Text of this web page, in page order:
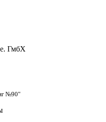
ГмбХ
№90"